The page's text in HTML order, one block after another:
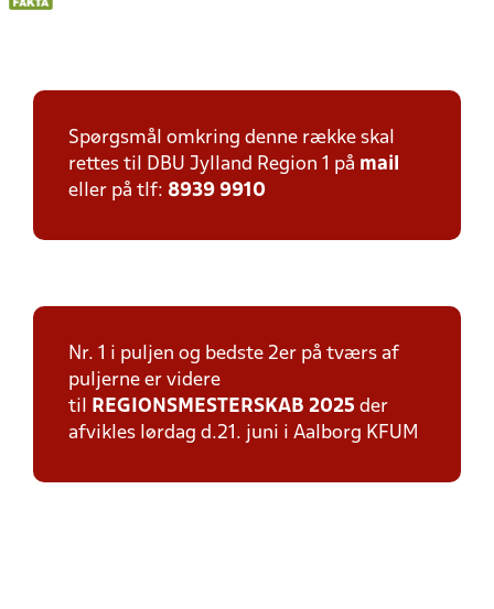
Spørgsmål omkring denne række skal
rettes til DBU Jylland Region 1 på mail
eller på tlf: 8939 9910
Nr. 1 i puljen og bedste 2er på tværs af
puljerne er videre
til
REGIONSMESTERSKAB 2025 der
afvikles lørdag d.21. juni i Aalborg KFUM